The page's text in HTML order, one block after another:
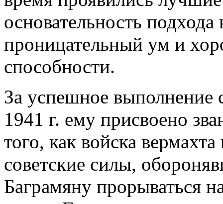
основательность
проницательный ум и
способности.
За успешное выполнение
1941 г. ему присвоено
того, как войска
советские силы,
Баграмяну прорываться